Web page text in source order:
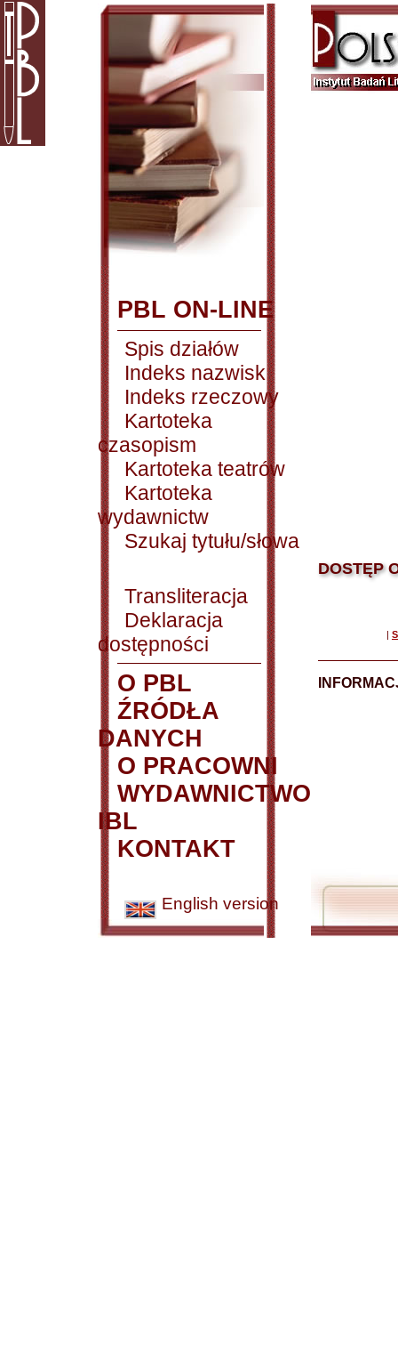
PBL ON-LINE
Spis działów
Indeks nazwisk
Indeks rzeczowy
Kartoteka
czasopism
Kartoteka teatrów
Kartoteka
wydawnictw
Szukaj tytułu/słowa
Transliteracja
Deklaracja
dostępności
O PBL
ŹRÓDŁA
DANYCH
O PRACOWNI
WYDAWNICTWO
IBL
KONTAKT
English version
DOSTĘP
|